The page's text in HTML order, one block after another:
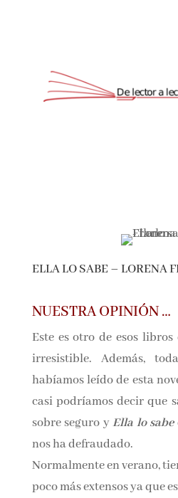
ELLA LO SABE – LORENA
NUESTRA OPINIÓN …
Este es otro de esos libros
irresistible. Además,
habíamos leído de esta
así casi podríamos decir
íbamos sobre seguro y
Franco no nos ha
Normalmente en verano,
un poco más extensos ya
Suscríbete
Únete a nuestra comunidad
Nombre*
Email*
Por favor, acepta los
de privacidad